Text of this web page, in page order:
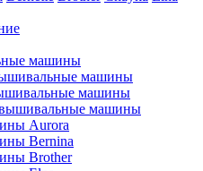
машины
машины
машины
машины
Aurora
Bernina
Brother